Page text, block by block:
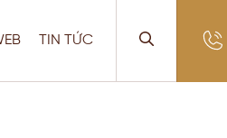
TIN TỨC